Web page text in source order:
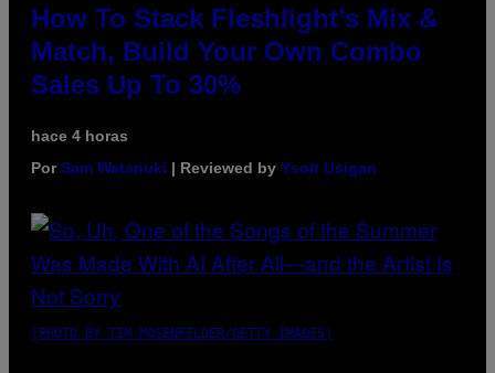
How To Stack Fleshlight’s Mix &
Match, Build Your Own Combo
Sales Up To 30%
hace 4 horas
PorSam Watanuki | Reviewed by Ysolt Usigan
(PHOTO BY TIM MOSENFELDER/GETTY IMAGES)